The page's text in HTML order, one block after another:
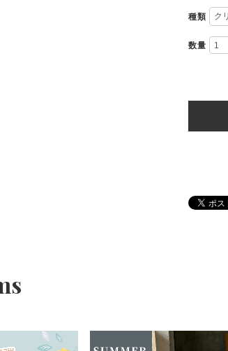
種類
数量